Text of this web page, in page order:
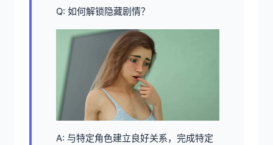
Q: 如何解锁隐藏剧情？
A: 与特定角色建立良好关系，完成特定